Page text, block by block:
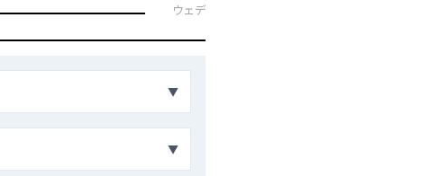
ウェディングドレス